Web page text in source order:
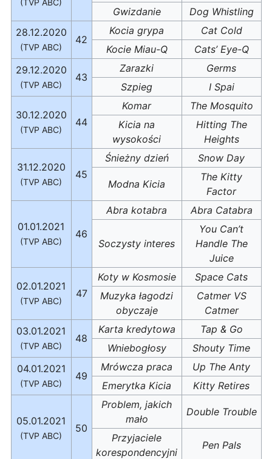
(TVP ABC)
Gwizdanie
Dog Whistling
28.12.2020
(TVP ABC)
42
Kocia grypa
Cat Cold
Kocie Miau-Q
Cats’ Eye-Q
29.12.2020
(TVP ABC)
43
Zarazki
Germs
Szpieg
I Spai
30.12.2020
(TVP ABC)
44
Komar
The Mosquito
Kicia na
wysokości
Hitting The
Heights
31.12.2020
(TVP ABC)
45
Śnieżny dzień Snow Day
Modna Kicia
The Kitty
Factor
01.01.2021
(TVP ABC)
46
Abra kotabra Abra Catabra
Soczysty interes
You Can’t
Handle The
Juice
02.01.2021
(TVP ABC)
47
Koty w Kosmosie
Space Cats
Muzyka łagodzi
obyczaje
Catmer VS
Catmer
03.01.2021
(TVP ABC)
48
Karta kredytowa
Tap & Go
Wniebogłosy
Shouty Time
04.01.2021
(TVP ABC)
49
Mrówcza praca
Up The Anty
Emerytka Kicia
Kitty Retires
05.01.2021
(TVP ABC)
50
Problem, jakich
mało
Double Trouble
Przyjaciele
korespondencyjni
Pen Pals